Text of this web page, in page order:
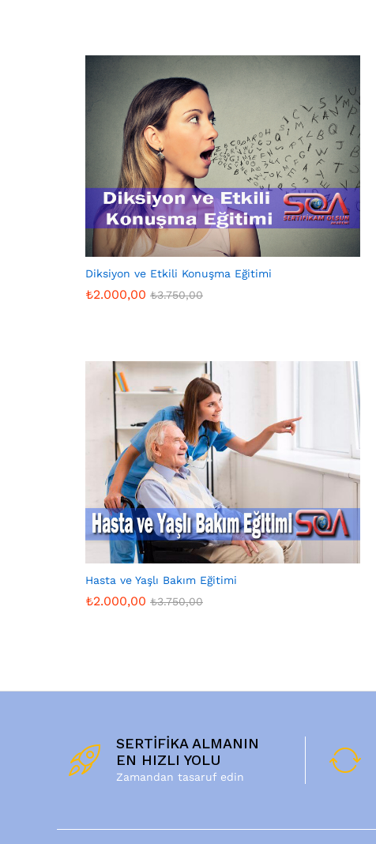
Diksiyon ve Etkili Konuşma Eğitimi
₺2.000,00 ₺3.750,00
Hasta ve Yaşlı Bakım Eğitimi
₺2.000,00 ₺3.750,00
SERTİFİKA ALMANIN
EN HIZLI YOLU
Zamandan tasaruf edin